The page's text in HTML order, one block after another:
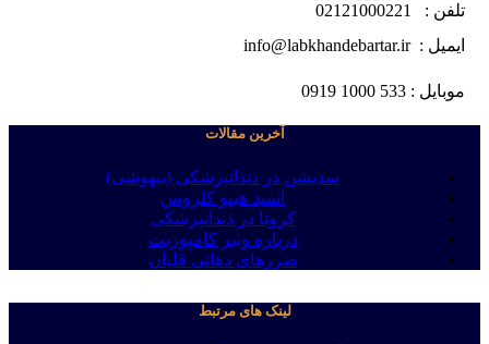
تلفن : 02121000221
ایمیل : info@labkhandebartar.ir
موبایل : 533 1000 0919
آخرین مقالات
سدیشن در دندانپزشکی (بیهوشی)
اسید هیپو کلروس
کرونا در دندانپزشکی
درباره ونیر کامپوزیت
ضررهای دهانی قلیان
لینک های مرتبط